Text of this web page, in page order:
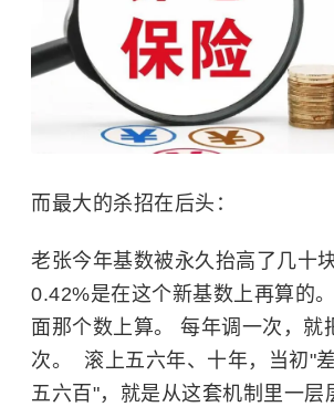
而最大的杀招在后头：
老张今年基数被永久抬高了几十
0.42%是在这个新基数上再算的
面那个数上算。 每年调一次，就
次。 ​ 滚上五六年、十年，当初"
五六百"，就是从这套机制里一层